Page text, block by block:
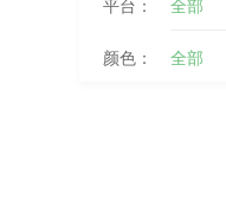
平台： 全部
颜色： 全部